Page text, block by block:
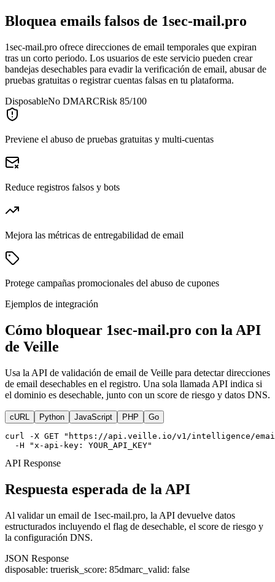
Bloquea emails falsos de 1sec-mail.pro
1sec-mail.pro ofrece direcciones de email temporales que expiran
tras un corto periodo. Los usuarios de este servicio pueden crear
bandejas desechables para evadir la verificación de email, abusar de
pruebas gratuitas o registrar cuentas falsas en tu plataforma.
DisposableNo DMARCRisk 85/100
Previene el abuso de pruebas gratuitas y multi-cuentas
Reduce registros falsos y bots
Mejora las métricas de entregabilidad de email
Protege campañas promocionales del abuso de cupones
Ejemplos de integración
Cómo bloquear 1sec-mail.pro con la API
de Veille
Usa la API de validación de email de Veille para detectar direcciones
de email desechables en el registro. Una sola llamada API indica si
el dominio es desechable, junto con un score de riesgo y datos DNS.
cURL Python JavaScript PHP Go
curl -X GET "https://api.veille.io/v1/intelligence/
  -H "x-api-key: YOUR_API_KEY"
API Response
Respuesta esperada de la API
Al validar un email de 1sec-mail.pro, la API devuelve datos
estructurados incluyendo el flag de desechable, el score de riesgo y
la configuración DNS.
JSON Response
disposable: truerisk_score: 85dmarc_valid: false